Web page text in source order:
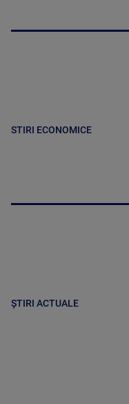
STIRI ECONOMICE
ȘTIRI ACTUALE